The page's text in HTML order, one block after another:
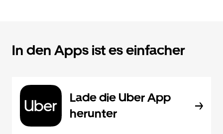
In den Apps ist es einfacher
Lade die Uber App
herunter